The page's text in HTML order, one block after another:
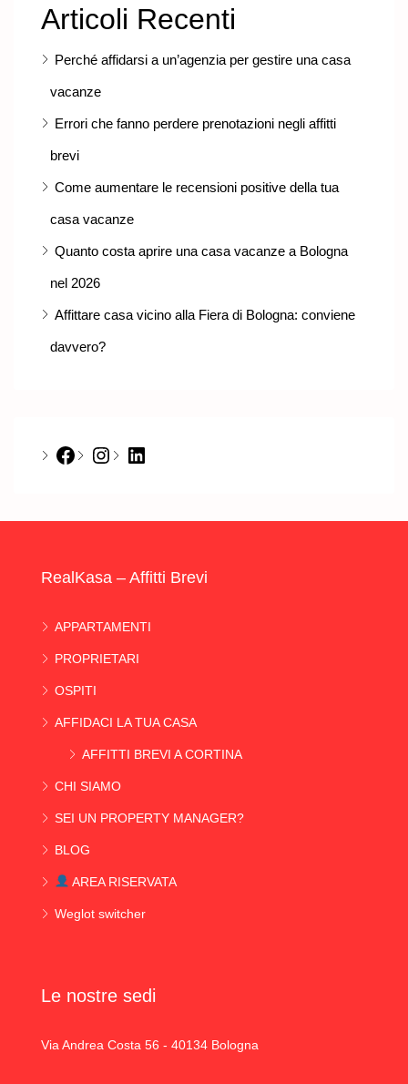
Articoli Recenti
Perché affidarsi a un’agenzia per gestire una casa
vacanze
Errori che fanno perdere prenotazioni negli affitti
brevi
Come aumentare le recensioni positive della tua
casa vacanze
Quanto costa aprire una casa vacanze a Bologna
nel 2026
Affittare casa vicino alla Fiera di Bologna: conviene
davvero?
Facebook
Instagram
LinkedIn
RealKasa – Affitti Brevi
APPARTAMENTI
PROPRIETARI
OSPITI
AFFIDACI LA TUA CASA
AFFITTI BREVI A CORTINA
CHI SIAMO
SEI UN PROPERTY MANAGER?
BLOG
AREA RISERVATA
Weglot switcher
Le nostre sedi
Via Andrea Costa 56 - 40134 Bologna